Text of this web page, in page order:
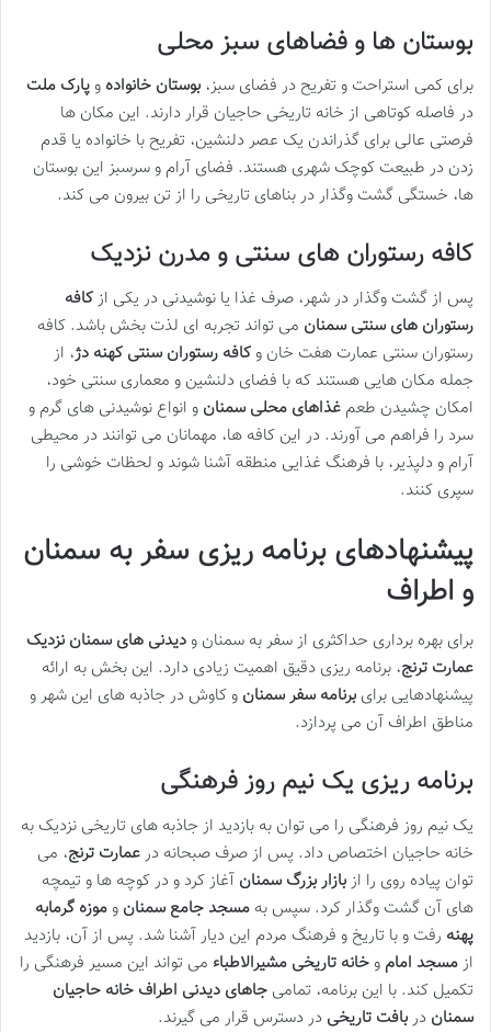
بوستان ها و فضاهای سبز محلی
برای کمی استراحت و تفریح در فضای سبز، بوستان خانواده و پارک ملت
در فاصله کوتاهی از خانه تاریخی حاجیان قرار دارند. این مکان ها
فرصتی عالی برای گذراندن یک عصر دلنشین، تفریح با خانواده یا قدم
زدن در طبیعت کوچک شهری هستند. فضای آرام و سرسبز این بوستان
ها، خستگی گشت وگذار در بناهای تاریخی را از تن بیرون می کند.
کافه رستوران های سنتی و مدرن نزدیک
پس از گشت وگذار در شهر، صرف غذا یا نوشیدنی در یکی ازکافه
رستوران های سنتی سمنان می تواند تجربه ای لذت بخش باشد. کافه
رستوران سنتی عمارت هفت خان و کافه رستوران سنتی کهنه دژ، از
جمله مکان هایی هستند که با فضای دلنشین و معماری سنتی خود،
امکان چشیدن طعم غذاهای محلی سمنان و انواع نوشیدنی های گرم و
سرد را فراهم می آورند. در این کافه ها، مهمانان می توانند در محیطی
آرام و دلپذیر، با فرهنگ غذایی منطقه آشنا شوند و لحظات خوشی را
سپری کنند.
پیشنهادهای برنامه ریزی سفر به سمنان
و اطراف
برای بهره برداری حداکثری از سفر به سمنان و دیدنی های سمنان نزدیک
عمارت ترنج، برنامه ریزی دقیق اهمیت زیادی دارد. این بخش به ارائه
پیشنهادهایی برای برنامه سفر سمنان و کاوش در جاذبه های این شهر و
مناطق اطراف آن می پردازد.
برنامه ریزی یک نیم روز فرهنگی
یک نیم روز فرهنگی را می توان به بازدید از جاذبه های تاریخی نزدیک به
خانه حاجیان اختصاص داد. پس از صرف صبحانه درعمارت ترنج، می
توان پیاده روی را ازبازار بزرگ سمنان آغاز کرد و در کوچه ها و تیمچه
های آن گشت وگذار کرد. سپس به مسجد جامع سمنان و موزه گرمابه
پهنه رفت و با تاریخ و فرهنگ مردم این دیار آشنا شد. پس از آن، بازدید
ازمسجد امام و خانه تاریخی مشیرالاطباء می تواند این مسیر فرهنگی را
تکمیل کند. با این برنامه، تمامی جاهای دیدنی اطراف خانه حاجیان
سمنان دربافت تاریخی در دسترس قرار می گیرند.